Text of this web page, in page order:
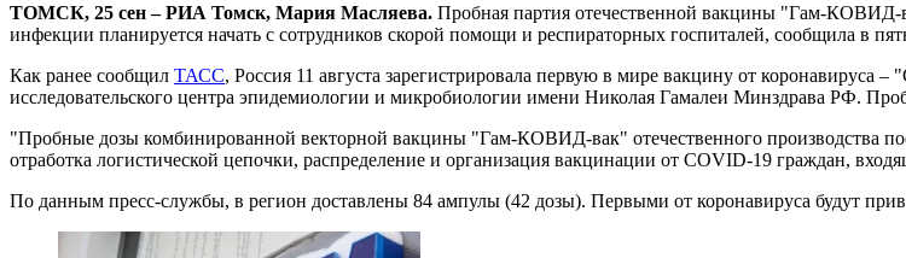
ТОМСК, 25 сен – РИА Томск, Мария Масляева. Пробная партия отечественной вакцины "Гам-КОВИД-
инфекции планируется начать с сотрудников скорой помощи и респираторных госпиталей, сообщила в
Как ранее сообщил ТАСС, Россия 11 августа зарегистрировала первую в мире вакцину от
исследовательского центра эпидемиологии и микробиологии имени Николая Гамалеи Минздрава РФ.
"Пробные дозы комбинированной векторной вакцины "Гам-КОВИД-вак" отечественного производства
отработка логистической цепочки, распределение и организация вакцинации от COVID-19 граждан,
По данным пресс-службы, в регион доставлены 84 ампулы (42 дозы). Первыми от коронавируса будут